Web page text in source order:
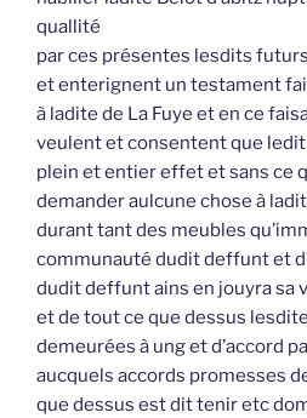
quallité
par ces présentes lesdits
et enterignent un testament
à ladite de La Fuye et en ce
veulent et consentent que
plein et entier effet et sans ce
demander aulcune chose à
durant tant des meubles
communauté dudit deffunt et
dudit deffunt ains en jouyra sa
et de tout ce que dessus
demeurées à ung et d’accord
aucquels accords promesses
que dessus est dit tenir etc